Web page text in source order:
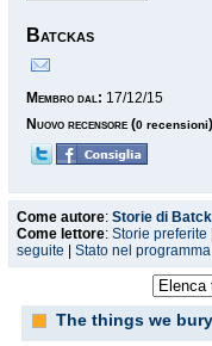
Batckas
Membro dal: 17/12/15
Nuovo recensore (0 recensioni)
Come autore: Storie di
Come lettore: Storie preferite
seguite
Stato nel
The things we bury